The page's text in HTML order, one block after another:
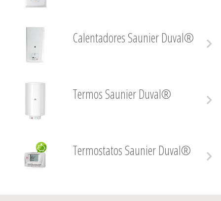
Calentadores Saunier Duval®
Termos Saunier Duval®
Termostatos Saunier Duval®